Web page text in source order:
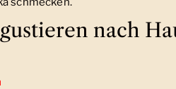
nach